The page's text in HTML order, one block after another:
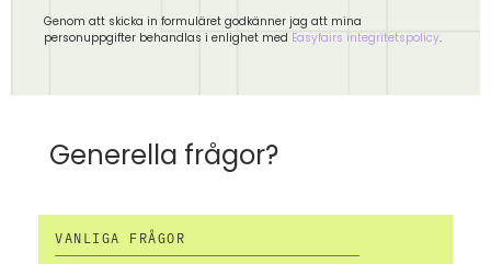
Genom att skicka in formuläret godkänner jag att mina
personuppgifter behandlas i enlighet med Easyfairs integritetspolicy.
Generella frågor?
VANLIGA FRÅGOR